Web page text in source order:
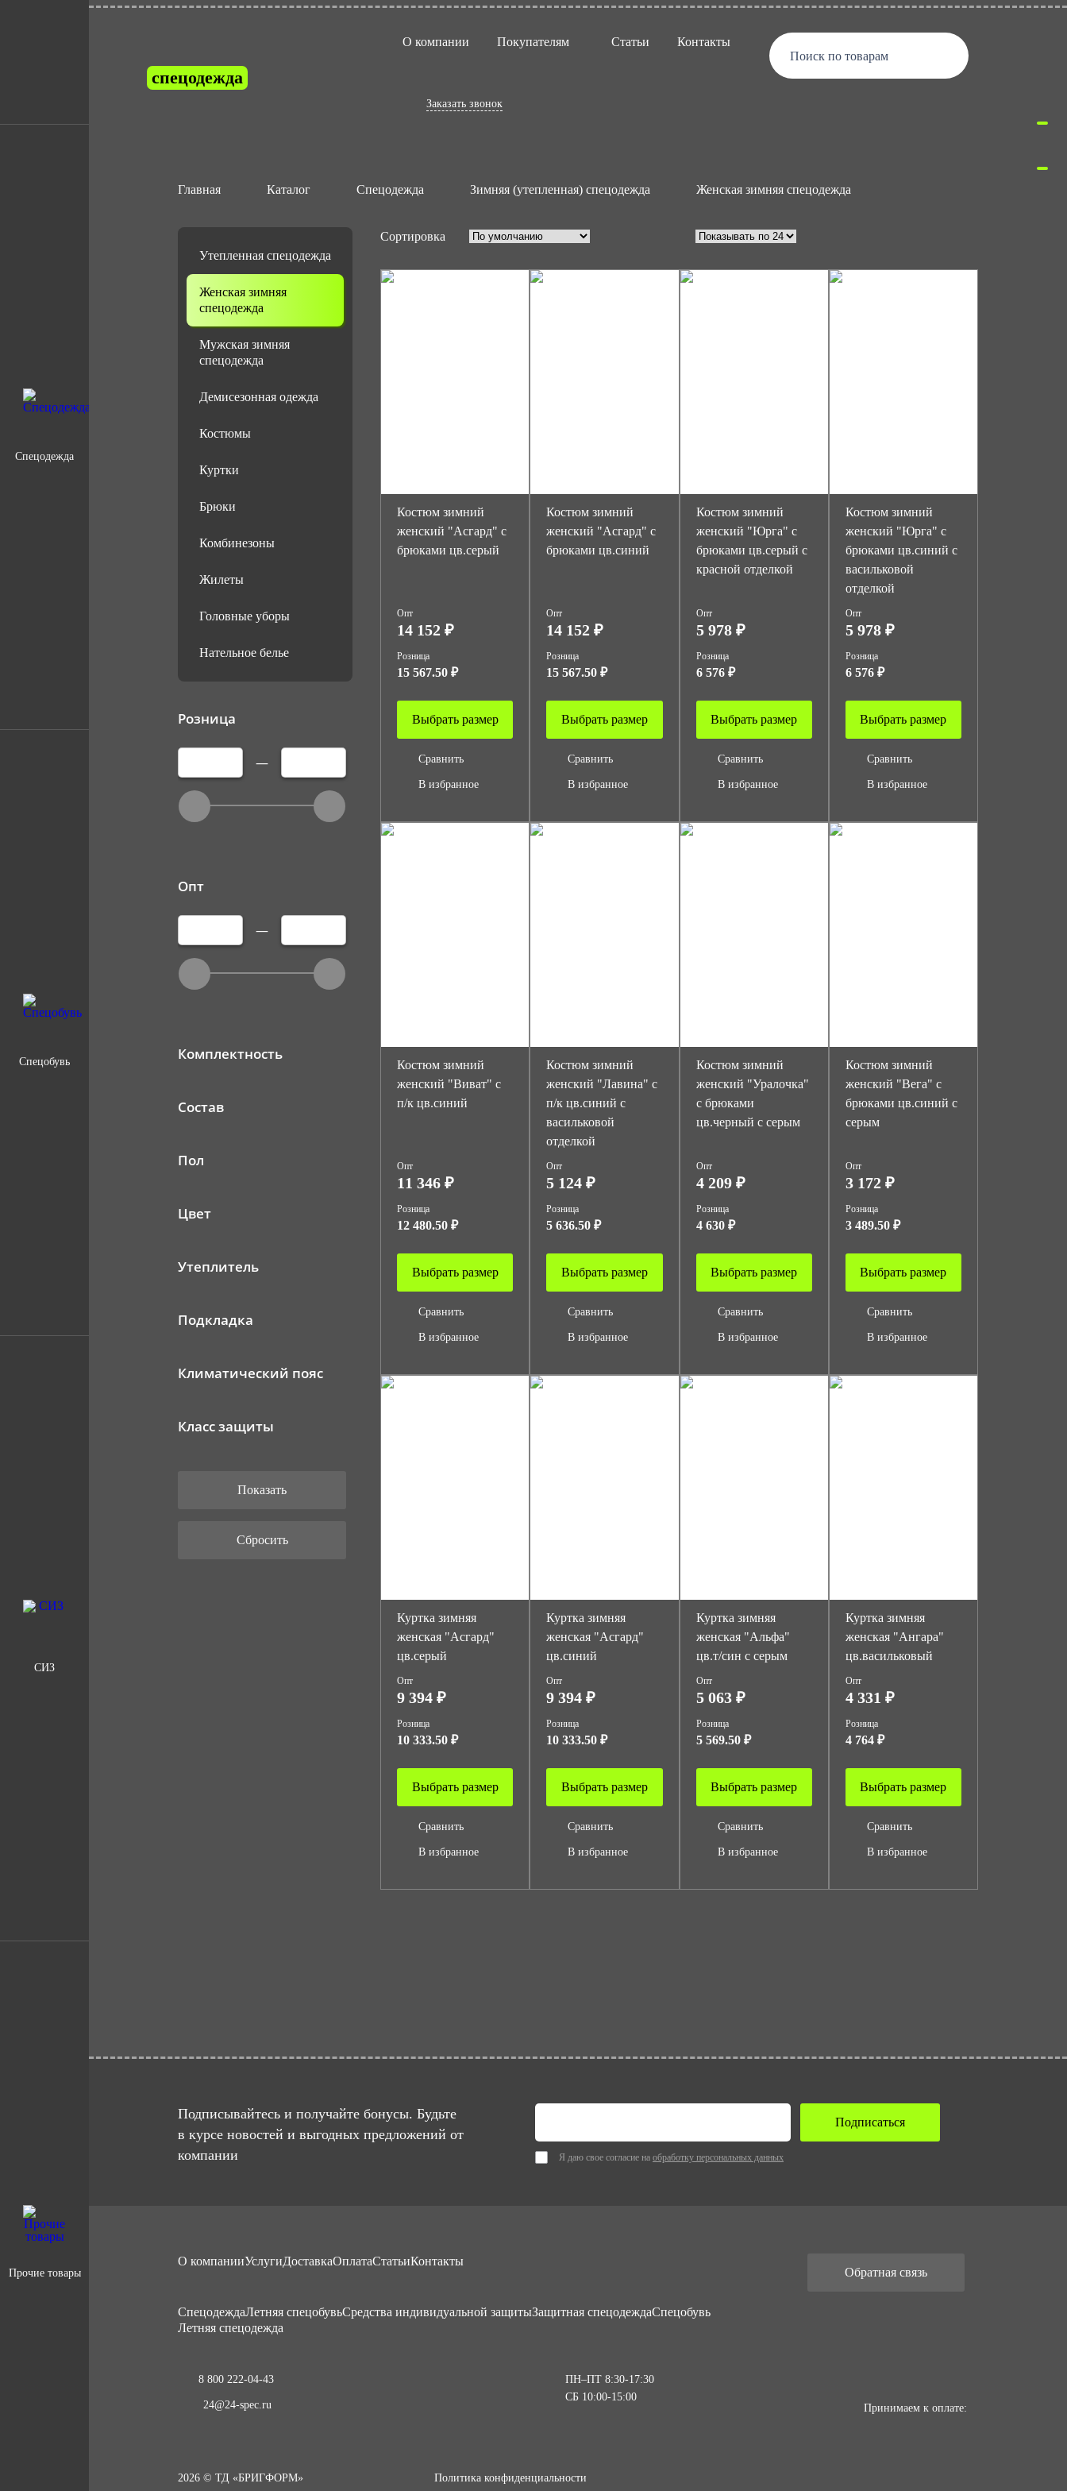
спецодежда
О компании Покупателям Статьи Контакты
Заказать звонок
Поиск по товарам
Спецодежда
Спецобувь
СИЗ
Прочие товары
Женская зимняя спецодежда
Главная Каталог Спецодежда Зимняя (утепленная) спецодежда Женская зимняя спецодежда
Утепленная спецодежда
Женская зимняя
спецодежда
Мужская зимняя
спецодежда
Демисезонная одежда
Костюмы
Куртки
Брюки
Комбинезоны
Жилеты
Головные уборы
Нательное белье
Розница
—
Опт
—
Комплектность
Состав
Пол
Цвет
Утеплитель
Подкладка
Климатический пояс
Класс защиты
Сортировка
Костюм зимний
женский "Асгард" с
брюками цв.серый
Опт
14 152 ₽
Розница
15 567.50 ₽
Выбрать размер
Сравнить
В избранное
Костюм зимний
женский "Асгард" с
брюками цв.синий
Опт
14 152 ₽
Розница
15 567.50 ₽
Выбрать размер
Сравнить
В избранное
Костюм зимний
женский "Юрга" с
брюками цв.серый с
красной отделкой
Опт
5 978 ₽
Розница
6 576 ₽
Выбрать размер
Сравнить
В избранное
Костюм зимний
женский "Юрга" с
брюками цв.синий с
васильковой
отделкой
Опт
5 978 ₽
Розница
6 576 ₽
Выбрать размер
Сравнить
В избранное
Костюм зимний
женский "Виват" с
п/к цв.синий
Опт
11 346 ₽
Розница
12 480.50 ₽
Выбрать размер
Сравнить
В избранное
Костюм зимний
женский "Лавина" с
п/к цв.синий с
васильковой
отделкой
Опт
5 124 ₽
Розница
5 636.50 ₽
Выбрать размер
Сравнить
В избранное
Костюм зимний
женский "Уралочка"
с брюками
цв.черный с серым
Опт
4 209 ₽
Розница
4 630 ₽
Выбрать размер
Сравнить
В избранное
Костюм зимний
женский "Вега" с
брюками цв.синий с
серым
Опт
3 172 ₽
Розница
3 489.50 ₽
Выбрать размер
Сравнить
В избранное
Куртка зимняя
женская "Асгард"
цв.серый
Опт
9 394 ₽
Розница
10 333.50 ₽
Выбрать размер
Сравнить
В избранное
Куртка зимняя
женская "Асгард"
цв.синий
Опт
9 394 ₽
Розница
10 333.50 ₽
Выбрать размер
Сравнить
В избранное
Куртка зимняя
женская "Альфа"
цв.т/син с серым
Опт
5 063 ₽
Розница
5 569.50 ₽
Выбрать размер
Сравнить
В избранное
Куртка зимняя
женская "Ангара"
цв.васильковый
Опт
4 331 ₽
Розница
4 764 ₽
Выбрать размер
Сравнить
В избранное
Подписывайтесь и получайте бонусы. Будьте
в курсе новостей и выгодных предложений от
компании
Я даю свое согласие на обработку персональных данных
Подписаться
О компанииУслугиДоставкаОплатаСтатьиКонтакты
CпецодеждаЛетняя спецобувьСредства индивидуальной защитыЗащитная спецодеждаСпецобувь
Летняя спецодежда
8 800 222-04-43
24@24-spec.ru
ПН–ПТ 8:30-17:30
СБ 10:00-15:00
Обратная связь
Принимаем к оплате:
2026 © ТД «БРИГФОРМ» Политика конфиденциальности